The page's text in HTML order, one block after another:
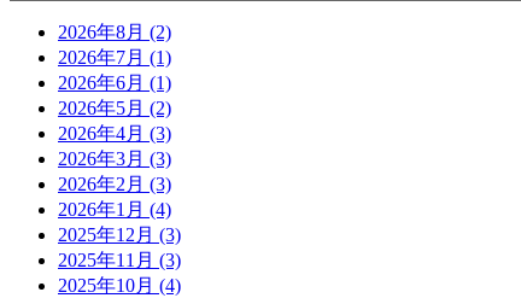
2026年8月 (2)
2026年7月 (1)
2026年6月 (1)
2026年5月 (2)
2026年4月 (3)
2026年3月 (3)
2026年2月 (3)
2026年1月 (4)
2025年12月 (3)
2025年11月 (3)
2025年10月 (4)